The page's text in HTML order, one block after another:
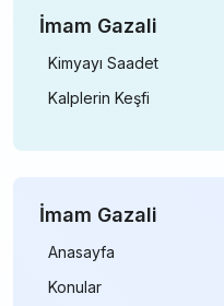
İmam Gazali
Kimyayı Saadet
Kalplerin Keşfi
İmam Gazali
Anasayfa
Konular